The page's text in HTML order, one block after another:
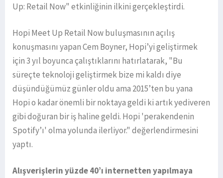
Up: Retail Now" etkinliğinin ilkini gerçekleştirdi.
Hopi Meet Up Retail Now buluşmasının açılış
konuşmasını yapan Cem Boyner, Hopi’yi geliştirmek
için 3 yıl boyunca çalıştıklarını hatırlatarak, "Bu
süreçte teknoloji geliştirmek bize mi kaldı diye
düşündüğümüz günler oldu ama 2015’ten bu yana
Hopi o kadar önemli bir noktaya geldi ki artık yediveren
gibi doğuran bir iş haline geldi. Hopi 'perakendenin
Spotify’ı' olma yolunda ilerliyor." değerlendirmesini
yaptı.
Alışverişlerin yüzde 40’ı internetten yapılmaya